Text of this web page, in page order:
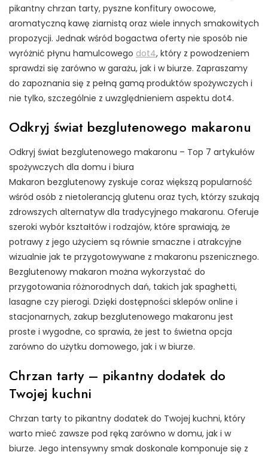
pikantny chrzan tarty, pyszne konfitury owocowe,
aromatyczną kawę ziarnistą oraz wiele innych smakowitych
propozycji. Jednak wśród bogactwa oferty nie sposób nie
wyróżnić płynu hamulcowego dot4, który z powodzeniem
sprawdzi się zarówno w garażu, jak i w biurze. Zapraszamy
do zapoznania się z pełną gamą produktów spożywczych i
nie tylko, szczególnie z uwzględnieniem aspektu dot4.
Odkryj świat bezglutenowego makaronu
Odkryj świat bezglutenowego makaronu – Top 7 artykułów
spożywczych dla domu i biura
Makaron bezglutenowy zyskuje coraz większą popularność
wśród osób z nietolerancją glutenu oraz tych, którzy szukają
zdrowszych alternatyw dla tradycyjnego makaronu. Oferuje
szeroki wybór kształtów i rodzajów, które sprawiają, że
potrawy z jego użyciem są równie smaczne i atrakcyjne
wizualnie jak te przygotowywane z makaronu pszenicznego.
Bezglutenowy makaron można wykorzystać do
przygotowania różnorodnych dań, takich jak spaghetti,
lasagne czy pierogi. Dzięki dostępności sklepów online i
stacjonarnych, zakup bezglutenowego makaronu jest
proste i wygodne, co sprawia, że jest to świetna opcja
zarówno do użytku domowego, jak i w biurze.
Chrzan tarty – pikantny dodatek do
Twojej kuchni
Chrzan tarty to pikantny dodatek do Twojej kuchni, który
warto mieć zawsze pod ręką zarówno w domu, jak i w
biurze. Jego intensywny smak doskonale komponuje się z